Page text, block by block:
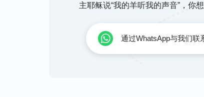
子，你那么难受就跟神祷告吧，我们
能的。”妈妈的提醒让我好像找到了救
危险、痛苦，医生都不知所措时，当
安。我不能再靠医生和药物了，我要
主耶稣说“我的羊听我的声音”，你
通过WhatsApp与我们联